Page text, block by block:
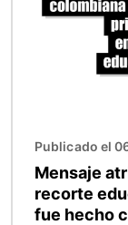
Publicado el
Mensaje
recorte
fue hecho